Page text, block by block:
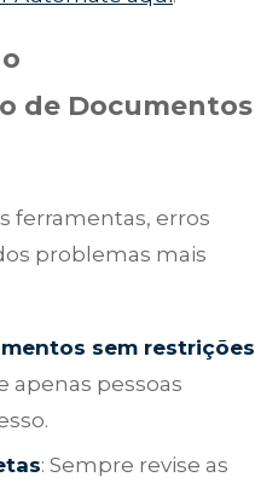
de Documentos
ferramentas, erros
problemas mais
sem restrições
apenas pessoas
: Sempre revise as